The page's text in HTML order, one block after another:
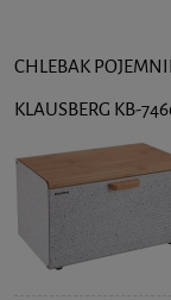
CHLEBAK
KLAUSBERG KB-